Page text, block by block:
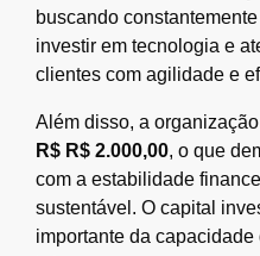
buscando
investir em tecnologia e
clientes com agilidade e
Além disso, a
R$ R$ 2.000,00, o que
com a estabilidade
sustentável. O capital
importante da